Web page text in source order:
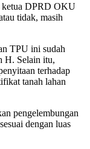
ketua DPRD OKU
tidak, masih
TPU ini sudah
H. Selain itu,
terhadap
tanah lahan
pengelembungan
dengan luas